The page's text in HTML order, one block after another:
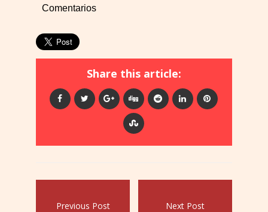
Comentarios
Share this article:
Previous Post Next Post